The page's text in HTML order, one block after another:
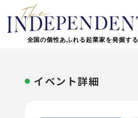
全国の個性あふれる起業家を発掘する
イベント詳細